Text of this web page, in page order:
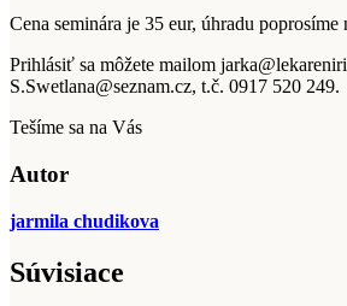
Cena seminára je 35 eur, úhradu poprosíme
Prihlásiť sa môžete mailom
S.Swetlana@seznam.cz, t.č. 0917 520 249.
Tešíme sa na Vás
Autor
jarmila chudikova
Súvisiace